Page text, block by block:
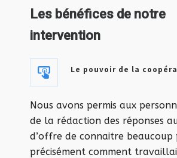
Les bénéfices de notre
intervention
Le pouvoir de la
Nous avons permis aux
de la rédaction des réponses
d’offre de connaitre beaucoup
précisément comment